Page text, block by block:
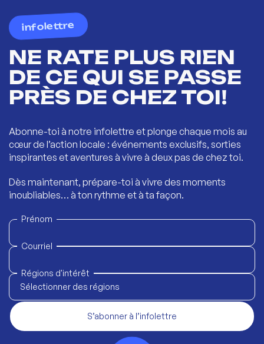
infolettre
NE RATE PLUS RIEN
DE CE QUI SE PASSE
PRÈS DE CHEZ TOI!
Abonne-toi à notre infolettre et plonge chaque mois au
cœur de l’action locale : événements exclusifs, sorties
inspirantes et aventures à vivre à deux pas de chez toi.
Dès maintenant, prépare-toi à vivre des moments
inoubliables… à ton rythme et à ta façon.
Prénom
Courriel
Régions d'intérêt
Sélectionner des régions
S’abonner à l’infolettre